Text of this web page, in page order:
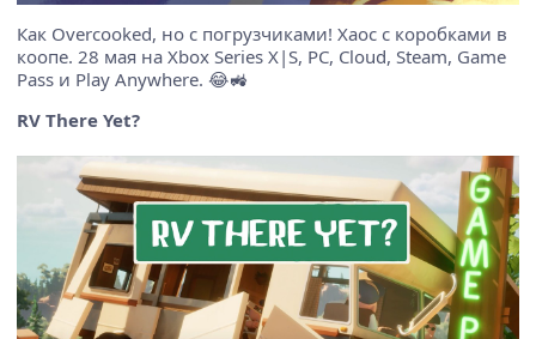
Как Overcooked, но с погрузчиками! Хаос с коробками в
коопе. 28 мая на Xbox Series X|S, PC, Cloud, Steam, Game
Pass и Play Anywhere. 😂🚜
RV There Yet?